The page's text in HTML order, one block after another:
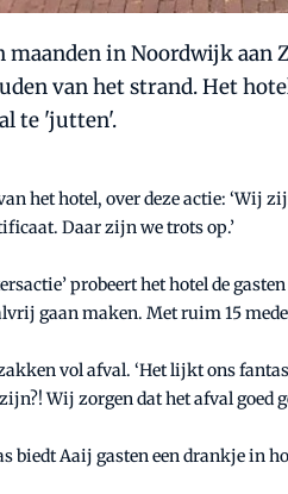
in Noordwijk aan
van het strand. Het
te 'jutten'.
het hotel, over deze actie:
Daar zijn we trots op.’
probeert het hotel de
gaan maken. Met ruim 15
vol afval. ‘Het lijkt ons
Wij zorgen dat het afval goed
biedt Aaij gasten een drankje in